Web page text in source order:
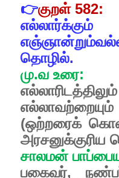
👉குறள்582:
எல்லார்க்கும்
தொழில்.
மு.வ உரை:
எல்லாரிடத்திலும்
எல்லாவற்றையும்
(ஒற்றரைக்
அரசனுக்குரிய
சாலமன்
பகைவர்,